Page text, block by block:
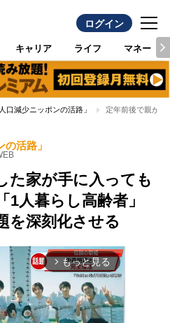
ログイン
キャリア ライフ マネー
口減少ニッポンの活路」 定年前後で親が
活路」
た家が手に入っても
暮らし高齢者」
を深刻化させる
arrow_forward_ios もっと見る